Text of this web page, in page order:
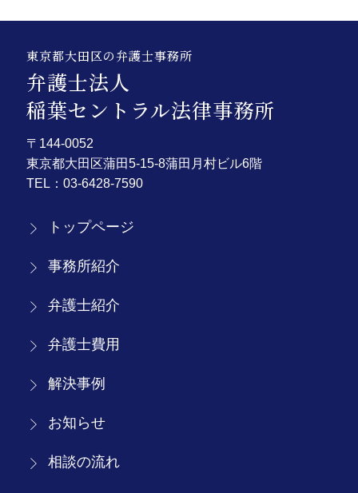
東京都大田区の弁護士事務所
弁護士法人
稲葉セントラル法律事務所
〒144-0052
東京都大田区蒲田5-15-8蒲田月村ビル6階
TEL： 03-6428-7590
トップページ
事務所紹介
弁護士紹介
弁護士費用
解決事例
お知らせ
相談の流れ